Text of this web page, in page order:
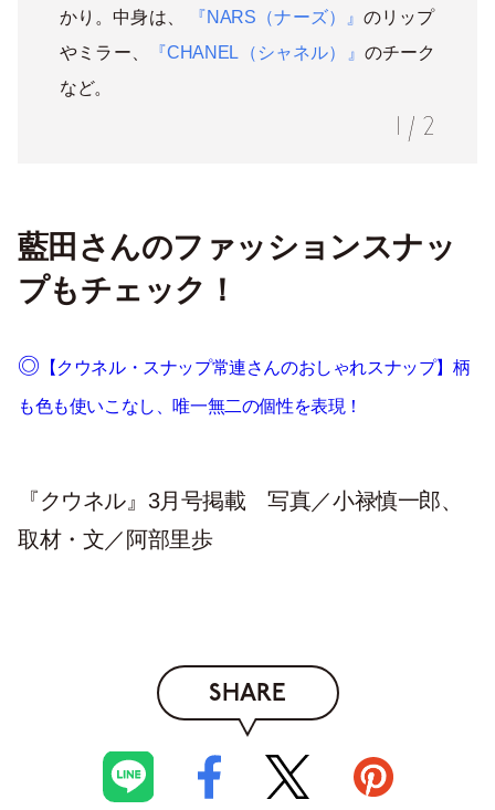
かり。中身は、
『NARS（ナーズ）』のリップ
やミラー、
『CHANEL（シャネル）』 のチーク
など。
1 / 2
藍田さんのファッションスナッ
プもチェック！
◎ 【クウネル・スナップ常連さんのおしゃれスナップ】柄
も色も使いこなし、唯一無二の個性を表現！
『クウネル』3月号掲載 写真／小禄慎一郎、
取材・文／阿部里歩
SHARE